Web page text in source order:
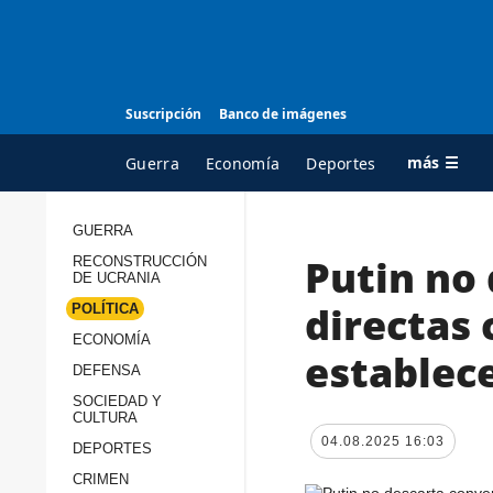
Suscripción Banco de imágenes
Guerra Economía Deportes más ☰
TODAS LAS
Reconstrucción de
GUERRA
RECONSTRUCCIÓN
DE UCRANIA
POLÍTICA
ECONOMÍA
DEFENSA
SOCIEDAD Y
CULTURA
DEPORTES
CRIMEN
Putin no
directas
04.08.2025 16:03